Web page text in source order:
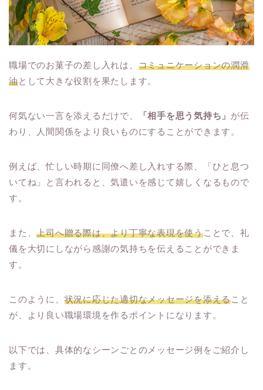
職場でのお菓子の差し入れは、 コミュニケーションの潤滑
油として大きな役割を果たします。
何気ない一言を添えるだけで、 「相手を思う気持ち」 が伝
わり、人間関係をより良いものにすることができます。
例えば、忙しい時期に同僚へ差し入れする際、「ひと息つ
いてね」と言われると、気遣いを感じて嬉しくなるもので
す。
また、上司へ贈る際は、より丁寧な表現を使うことで、礼
儀を大切にしながら感謝の気持ちを伝えることができま
す。
このように、 状況に応じた適切なメッセージを添えること
が、より良い職場環境を作るポイントになります。
以下では、具体的なシーンごとのメッセージ例をご紹介し
ます。